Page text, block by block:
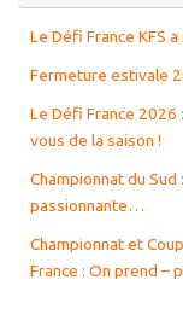
Le Défi France KFS
Fermeture estivale
Le Défi France 2026
vous de la saison !
Championnat du Sud
passionnante…
Championnat et
France : On prend –